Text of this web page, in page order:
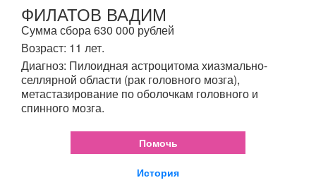
ФИЛАТОВ ВАДИМ
Сумма сбора 630 000 рублей
Возраст: 11 лет.
Диагноз: Пилоидная астроцитома хиазмально-
селлярной области (рак головного мозга),
метастазирование по оболочкам головного и
спинного мозга.
Помочь
История